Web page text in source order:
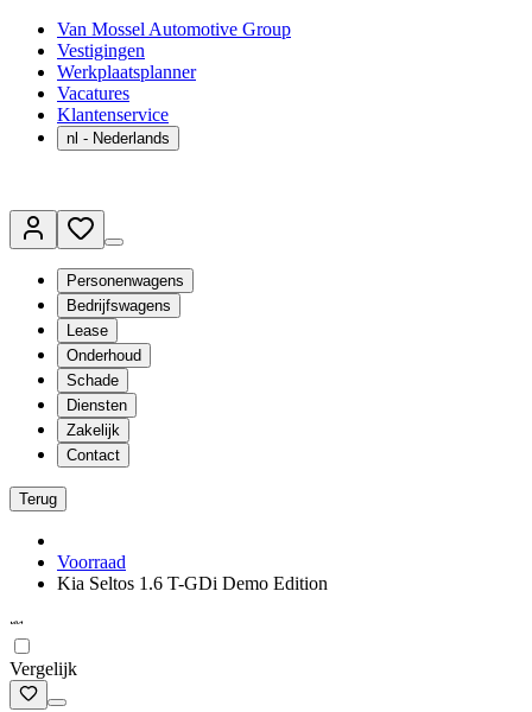
Van Mossel Automotive Group
Vestigingen
Werkplaatsplanner
Vacatures
Klantenservice
nl - Nederlands
Personenwagens
Bedrijfswagens
Lease
Onderhoud
Schade
Diensten
Zakelijk
Contact
Terug
Voorraad
Kia Seltos 1.6 T-GDi Demo Edition
Vergelijk